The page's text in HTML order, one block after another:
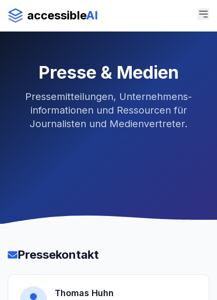
accessibleAI
Presse & Medien
Pressemitteilungen, Unternehmens­
informationen und Ressourcen für
Journalisten und Medienvertreter.
Pressekontakt
Thomas Huhn